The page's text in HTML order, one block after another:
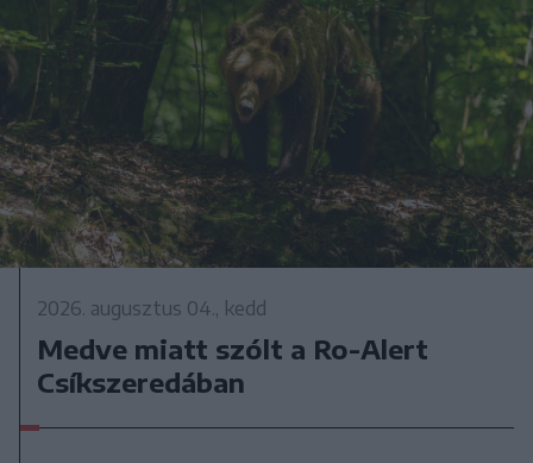
2026. augusztus 04., kedd
Medve miatt szólt a Ro-Alert
Csíkszeredában